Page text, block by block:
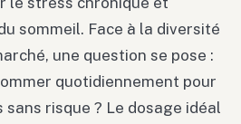
sommeil. Face à la diversité
une question se pose :
quotidiennement pour
risque ? Le dosage idéal